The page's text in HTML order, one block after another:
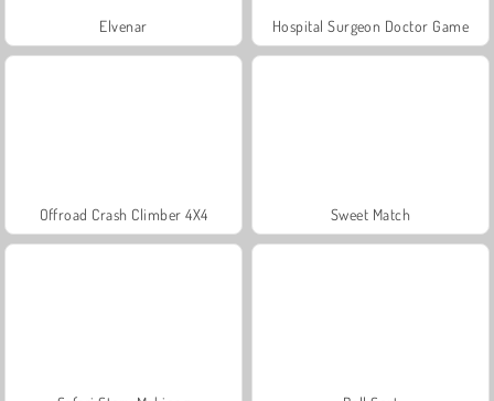
Elvenar Hospital Surgeon Doctor Game
Offroad Crash Climber 4X4 Sweet Match